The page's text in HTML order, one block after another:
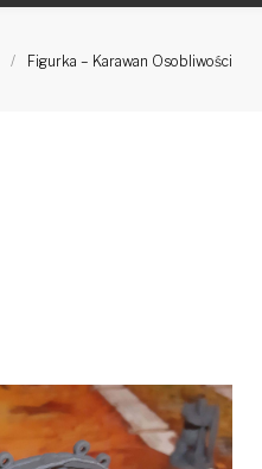
/ Figurka – Karawan Osobliwości